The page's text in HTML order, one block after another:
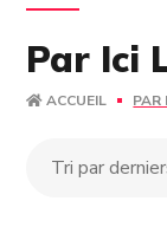
Par Ici
ACCUEIL PAR